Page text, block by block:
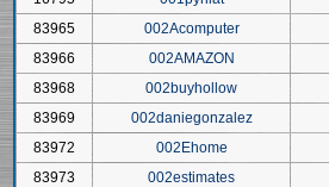
83965
002Acomputer
83966
002AMAZON
83968
002buyhollow
83969
002daniegonzalez
83972
002Ehome
83973
002estimates